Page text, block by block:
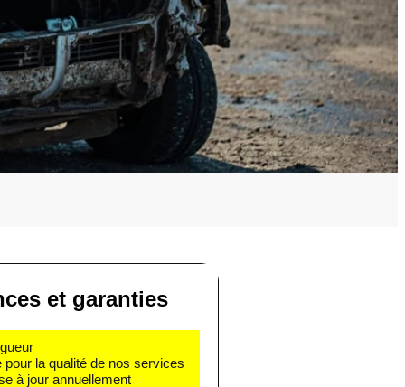
et garanties
la qualité de nos services
à jour annuellement